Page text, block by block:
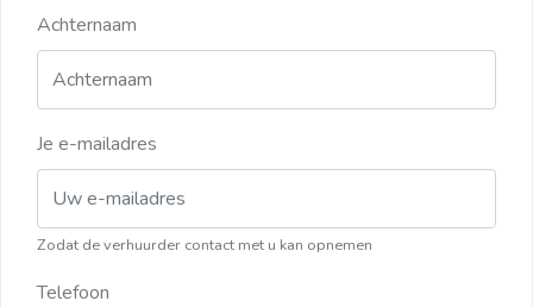
Achternaam
Je e-mailadres
Zodat de verhuurder contact met u kan opnemen
Telefoon